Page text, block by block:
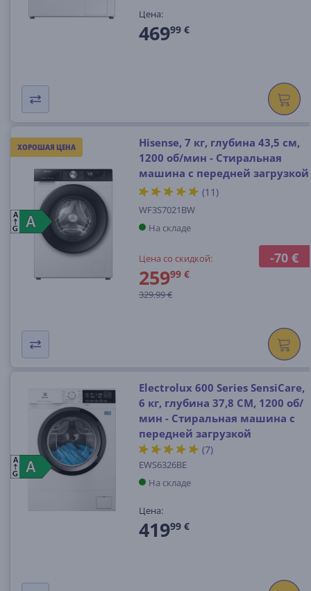
Цена:
46999 €
ХОРОШАЯ ЦЕНА
-70 €
A
A
A
G
Hisense, 7 кг, глубина 43,5 см,
1200 об/мин - Стиральная
машина с передней загрузкой
(11)
WF3S7021BW
На складе
Цена со скидкой:
25999 €
329.99 €
A
A
A
G
Electrolux 600 Series SensiCare,
6 кг, глубина 37,8 СМ, 1200 об/
мин - Стиральная машина с
передней загрузкой
(7)
EWS6326BE
На складе
Цена:
41999 €